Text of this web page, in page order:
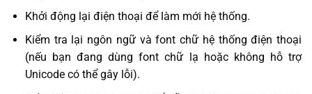
Khởi động lại điện thoại để làm mới hệ thống.
Kiểm tra lại ngôn ngữ và font chữ hệ thống điện thoại
(nếu bạn đang dùng font chữ lạ hoặc không hỗ trợ
Unicode có thể gây lỗi).